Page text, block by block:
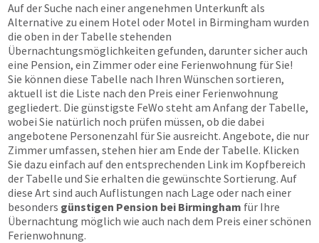
Auf der Suche nach einer angenehmen Unterkunft als
Alternative zu einem Hotel oder Motel in Birmingham wurden
die oben in der Tabelle stehenden
Übernachtungsmöglichkeiten gefunden, darunter sicher auch
eine Pension, ein Zimmer oder eine Ferienwohnung für Sie!
Sie können diese Tabelle nach Ihren Wünschen sortieren,
aktuell ist die Liste nach den Preis einer Ferienwohnung
gegliedert. Die günstigste FeWo steht am Anfang der Tabelle,
wobei Sie natürlich noch prüfen müssen, ob die dabei
angebotene Personenzahl für Sie ausreicht. Angebote, die nur
Zimmer umfassen, stehen hier am Ende der Tabelle. Klicken
Sie dazu einfach auf den entsprechenden Link im Kopfbereich
der Tabelle und Sie erhalten die gewünschte Sortierung. Auf
diese Art sind auch Auflistungen nach Lage oder nach einer
besonders günstigen Pension bei Birmingham für Ihre
Übernachtung möglich wie auch nach dem Preis einer schönen
Ferienwohnung.